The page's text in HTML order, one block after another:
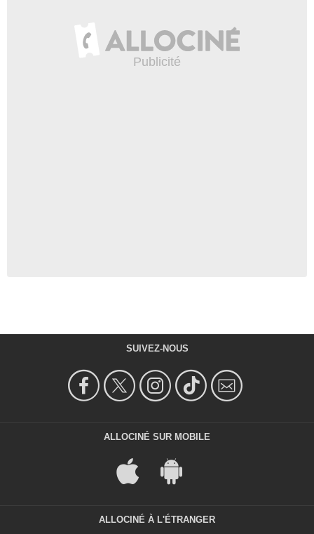
SUIVEZ-NOUS
ALLOCINÉ SUR MOBILE
ALLOCINÉ À L'ÉTRANGER